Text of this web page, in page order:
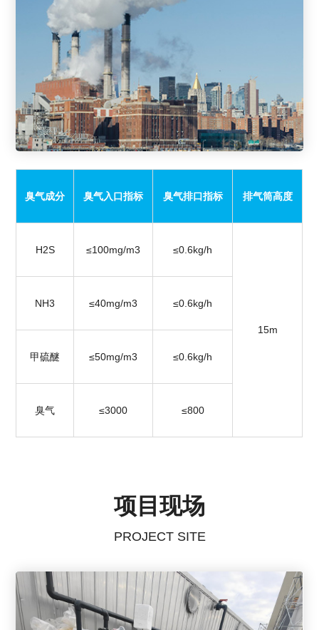
臭气成分 臭气入口指标 臭气排口指标 排气筒高度
H2S ≤100mg/m3 ≤0.6kg/h
15m
NH3 ≤40mg/m3 ≤0.6kg/h
甲硫醚 ≤50mg/m3 ≤0.6kg/h
臭气 ≤3000 ≤800
项目现场
PROJECT SITE